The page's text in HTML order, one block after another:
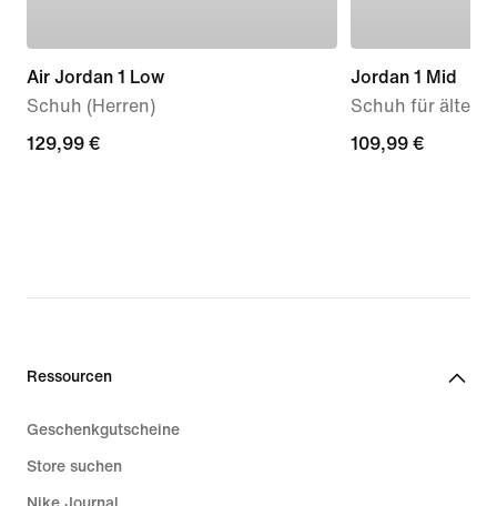
Air Jordan 1 Low
Schuh (Herren)
129,99 €
129,99 €
Jordan 1 Mid
Schuh für ältere
109,99 €
109,99 €
Ressourcen
Geschenkgutscheine
Store suchen